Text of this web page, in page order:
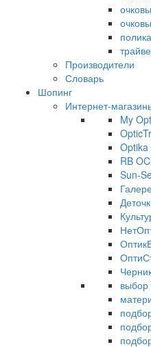
Производители
Словарь
Шопинг
Интернет-
My
RB
Sun-
выбор